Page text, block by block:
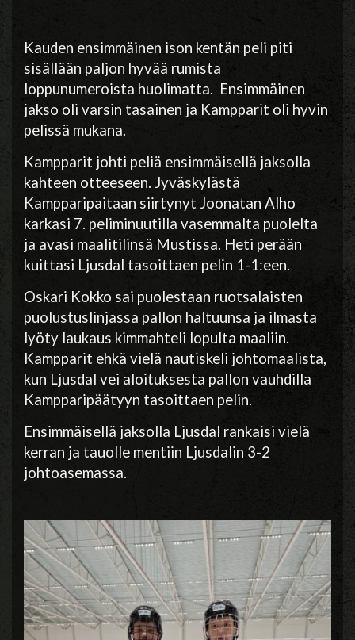
Kauden ensimmäinen ison kentän peli piti
sisällään paljon hyvää rumista
loppunumeroista huolimatta. Ensimmäinen
jakso oli varsin tasainen ja Kampparit oli hyvin
pelissä mukana.
Kampparit johti peliä ensimmäisellä jaksolla
kahteen otteeseen. Jyväskylästä
Kampparipaitaan siirtynyt Joonatan Alho
karkasi 7. peliminuutilla vasemmalta puolelta
ja avasi maalitilinsä Mustissa. Heti perään
kuittasi Ljusdal tasoittaen pelin 1-1:een.
Oskari Kokko sai puolestaan ruotsalaisten
puolustuslinjassa pallon haltuunsa ja ilmasta
lyöty laukaus kimmahteli lopulta maaliin.
Kampparit ehkä vielä nautiskeli johtomaalista,
kun Ljusdal vei aloituksesta pallon vauhdilla
Kampparipäätyyn tasoittaen pelin.
Ensimmäisellä jaksolla Ljusdal rankaisi vielä
kerran ja tauolle mentiin Ljusdalin 3-2
johtoasemassa.